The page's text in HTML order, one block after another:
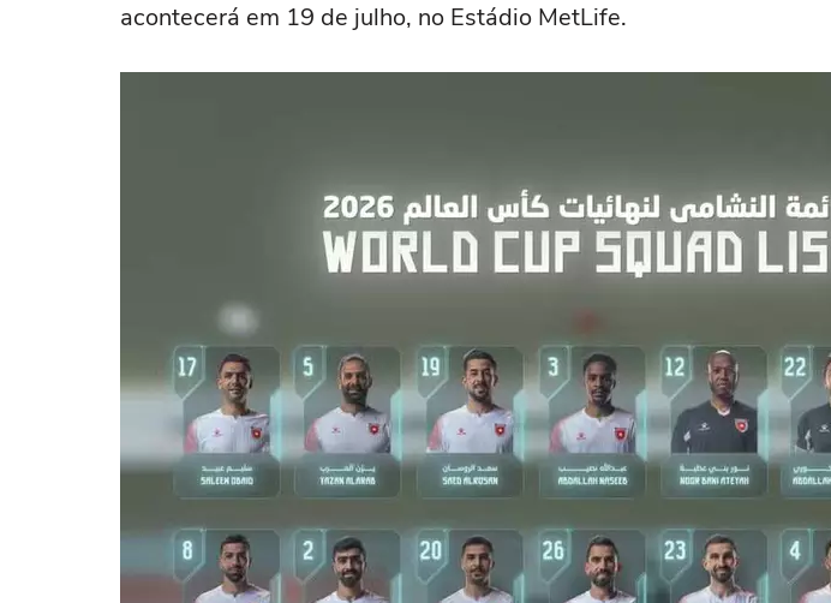
acontecerá em 19 de julho, no Estádio MetLife.